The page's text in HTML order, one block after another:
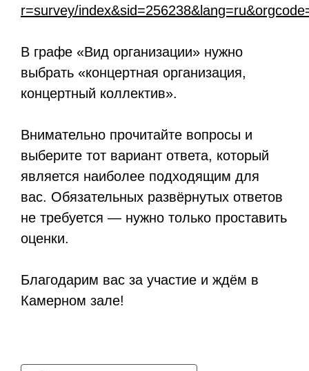
r=survey/
В графе «Вид организации» нужно
выбрать «концертная организация,
концертный коллектив».
Внимательно прочитайте вопросы и
выберите тот вариант ответа, который
является наиболее подходящим для
вас. Обязательных развёрнутых ответов
не требуется — нужно только проставить
оценки.
Благодарим вас за участие и ждём в
Камерном зале!